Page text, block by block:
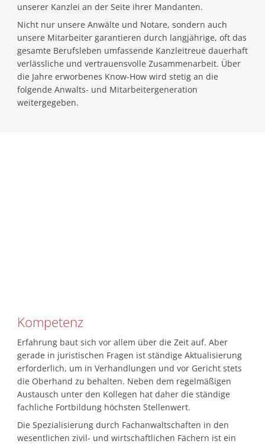
unserer Kanzlei an der Seite ihrer Mandanten.
Nicht nur unsere Anwälte und Notare, sondern auch
unsere Mitarbeiter garantieren durch langjährige, oft das
gesamte Berufsleben umfassende Kanzleitreue dauerhaft
verlässliche und vertrauensvolle Zusammenarbeit. Über
die Jahre erworbenes Know-Howwird stetig an die
folgende Anwalts- und Mitarbeitergeneration
weitergegeben.
Kompetenz
Erfahrung baut sich vor allem über die Zeit auf. Aber
gerade in juristischen Fragen ist ständige Aktualisierung
erforderlich, um in Verhandlungen und vor Gericht stets
die Oberhand zu behalten. Neben dem regelmäßigen
Austausch unter den Kollegen hat daher die ständige
fachliche Fortbildung höchsten Stellenwert.
Die Spezialisierung durch Fachanwaltschaften in den
wesentlichen zivil- und wirtschaftlichen Fächern ist ein